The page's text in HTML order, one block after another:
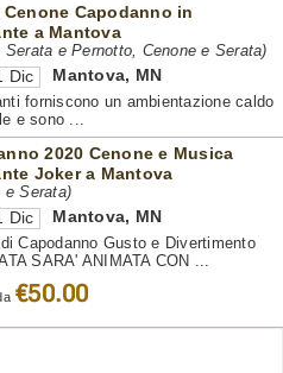
Capodanno in
a Mantova
Serata e Pernotto, Cenone e Serata)
Dic Mantova, MN
forniscono un ambientazione caldo
e sono ...
2020 Cenone e Musica
Joker a Mantova
e Serata)
Dic Mantova, MN
Capodanno Gusto e Divertimento
SARA' ANIMATA CON ...
€50.00